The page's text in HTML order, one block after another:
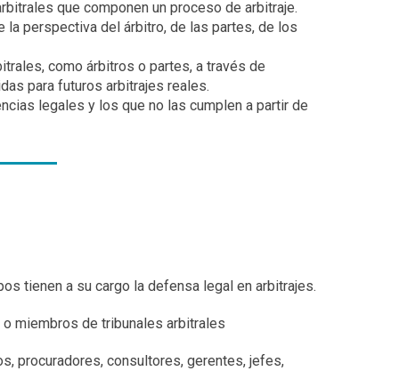
que componen un proceso de arbitraje.
perspectiva del árbitro, de las partes, de los
como árbitros o partes, a través de
para futuros arbitrajes reales.
legales y los que no las cumplen a partir de
tienen a su cargo la defensa legal en arbitrajes.
miembros de tribunales arbitrales
procuradores, consultores, gerentes, jefes,